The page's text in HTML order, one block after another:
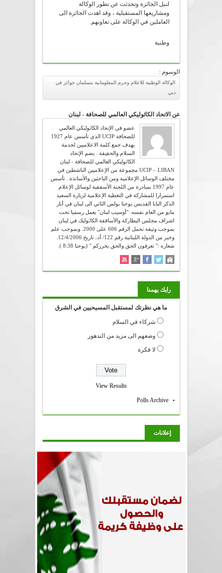
لنيل الجائزة وتحدثت عن تطور الوكالة
ومشاريعها المستقبلية ، وقد اهدت الجائزة الى
العاملين في الوكالة على تعاونهم.
وطنية
الوسوم :
الوكالة الوطنية للاعلام وجرم المعلوماتية يتسلمان جوائز في
دبي
عن الاتحاد الكاثوليكي العالمي للصحافة - لبنان
عضو في الإتحاد الكاثوليكي العالمي
للصحافة UCIP الذي تأسس عام 1927
بهدف جمع كلمة الاعلاميين لخدمة
السلام والحقيقة . يضم الإتحاد
الكاثوليكي العالمي للصحافة - لبنان
UCIP – LIBAN مجموعة من الإعلاميين الناشطين في
مختلف الوسائل الإعلامية ومن الباحثين والأساتذة . تأسس
عام 1997 بمبادرة من اللجنة الأسقفية لوسائل الإعلام
استمرارا للمشاركة في التغطية الإعلامية لزيارة السعيد
الذكر البابا القديس يوحنا بولس الثاني الى لبنان في أيار
مايو من العام نفسه. "أوسيب لبنان" يعمل رسميا تحت
اشراف مجلس البطاركة والأساقفة الكاثوليك في لبنان
بموجب وثيقة تحمل الرقم 606 على 2000. وبموجب علم
شعاره :" تعرفون الحق والحق يحرركم " (يوحنا 8:38 ).
رايك يهمنا
ما هي نظرتك لمستقبل المسيحيين في الشرق
شركاء في السلام
وضعهم الى مزيد من التدهور
لا فكرة
View Results
Polls Archive
إعلانات